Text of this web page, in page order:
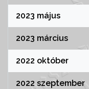
2023 május
2023 március
2022 október
2022 szeptember